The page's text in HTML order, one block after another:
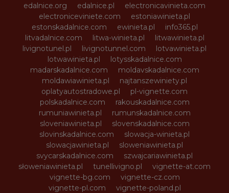
edalnice.org
edalnice.pl
electronicavinieta.com
electroniceviniete.com
estoniawinieta.pl
estonskadalnice.com
ewinieta.pl
info365.pl
litvadalnice.com
litwa-winieta.pl
litwawinieta.pl
livignotunel.pl
livignotunnel.com
lotvawinieta.pl
lotwawinieta.pl
lotysskadalnice.com
madarskadalnice.com
moldavskadalnice.com
moldawiawinieta.pl
najtanszewiniety.pl
oplatyautostradowe.pl
pl-vignette.com
polskadalnice.com
rakouskadalnice.com
rumuniawinieta.pl
rumunskadalnice.com
sloveniawinieta.pl
slovenskadalnice.com
slovinskadalnice.com
slowacja-winieta.pl
slowacjawinieta.pl
sloweniawinieta.pl
svycarskadalnice.com
szwajcariawinieta.pl
słoweniawinieta.pl
tunellivigno.pl
vignette-at.com
vignette-bg.com
vignette-cz.com
vignette-pl.com
vignette-poland.pl